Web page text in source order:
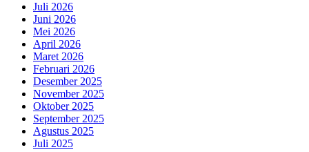
Juli 2026
Juni 2026
Mei 2026
April 2026
Maret 2026
Februari 2026
Desember 2025
November 2025
Oktober 2025
September 2025
Agustus 2025
Juli 2025